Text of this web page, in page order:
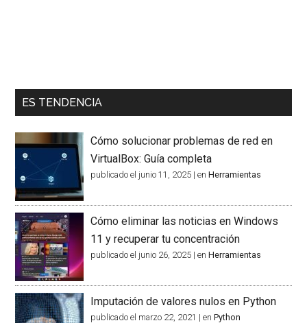
ES TENDENCIA
Cómo solucionar problemas de red en
VirtualBox: Guía completa
publicado el junio 11, 2025 |enHerramientas
Cómo eliminar las noticias en Windows
11 y recuperar tu concentración
publicado el junio 26, 2025 |enHerramientas
Imputación de valores nulos en Python
publicado el marzo 22, 2021 |enPython